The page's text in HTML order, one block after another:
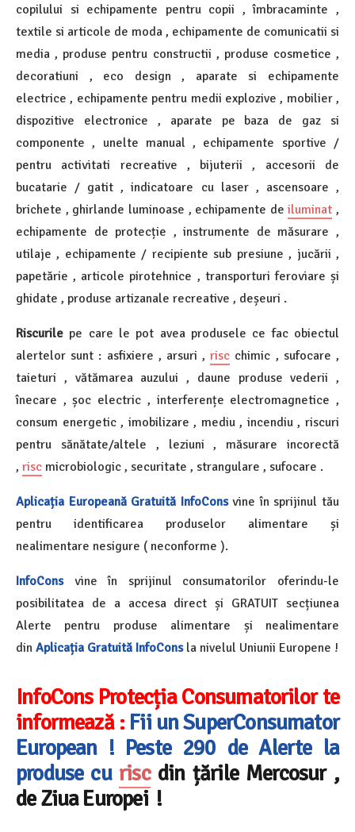
copilului si echipamente pentru copii , îmbracaminte ,
textile si articole de moda , echipamente de comunicatii si
media , produse pentru constructii , produse cosmetice ,
decoratiuni , eco design , aparate si echipamente
electrice , echipamente pentru medii explozive , mobilier ,
dispozitive electronice , aparate pe baza de gaz si
componente , unelte manual , echipamente sportive /
pentru activitati recreative , bijuterii , accesorii de
bucatarie / gatit , indicatoare cu laser , ascensoare ,
brichete , ghirlande luminoase , echipamente de iluminat ,
echipamente de protecție , instrumente de măsurare ,
utilaje , echipamente / recipiente sub presiune , jucării ,
papetărie , articole pirotehnice , transporturi feroviare și
ghidate , produse artizanale recreative , deșeuri .
Riscurile pe care le pot avea produsele ce fac obiectul
alertelor sunt : asfixiere , arsuri , risc chimic , sufocare ,
taieturi , vătămarea auzului , daune produse vederii ,
înecare , șoc electric , interferențe electromagnetice ,
consum energetic , imobilizare , mediu , incendiu , riscuri
pentru sănătate/altele , leziuni , măsurare incorectă
, risc microbiologic , securitate , strangulare , sufocare .
Aplicația Europeană Gratuită InfoConsvine în sprijinul tău
pentru identificarea produselor alimentare și
nealimentare nesigure ( neconforme ).
InfoConsvine în sprijinul consumatorilor oferindu-le
posibilitatea de a accesa direct și GRATUIT secțiunea
Alerte pentru produse alimentare și nealimentare
din Aplicația Gratuită InfoConsla nivelul Uniunii Europene !
InfoCons Protecția Consumatorilor te
informează : Fii un SuperConsumator
European ! Peste 290 de Alerte la
produse cu riscdin țările Mercosur ,
de Ziua Europei !